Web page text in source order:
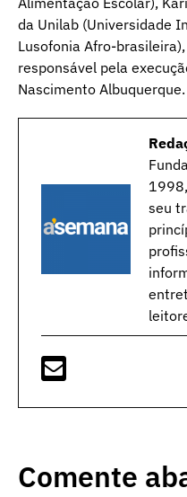
da Unilab (Universidade
Lusofonia Afro-
responsável pela
Nascimento Albuquerque.
seu
Comente